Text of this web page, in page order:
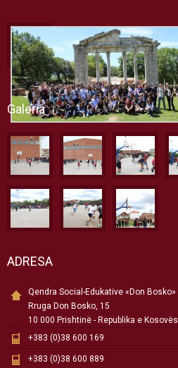
Galeria
ADRESA
Qendra Social-Edukative «Don Bosko»
Rruga Don Bosko, 15
10 000 Prishtinë - Republika e Kosovës
+383 (0)38 600 169
+383 (0)38 600 889